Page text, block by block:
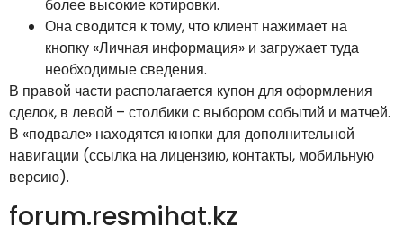
более высокие котировки.
Она сводится к тому, что клиент нажимает на
кнопку «Личная информация» и загружает туда
необходимые сведения.
В правой части располагается купон для оформления
сделок, в левой – столбики с выбором событий и матчей.
В «подвале» находятся кнопки для дополнительной
навигации (ссылка на лицензию, контакты, мобильную
версию).
forum.resmihat.kz